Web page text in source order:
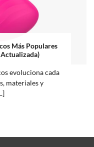
Más Populares
evoluciona cada
materiales y